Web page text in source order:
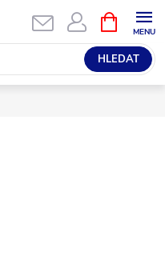
HLEDAT
NÁKUPNÍ
KOŠÍK